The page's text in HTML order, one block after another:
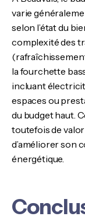
varie
selon l’état du
complexité des
la fourchette
incluant
espaces ou
du budget haut.
toutefois de
d’améliorer son
énergétique.